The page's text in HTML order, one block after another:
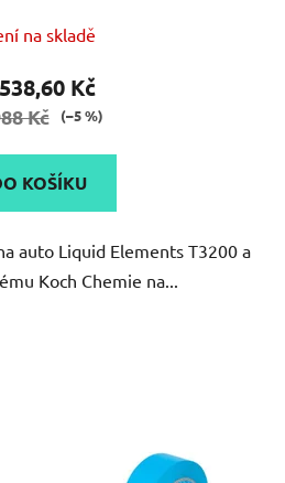
na skladě
Kč
Kč (–5 %)
KOŠÍKU
auto Liquid Elements T3200 a
Koch Chemie na...